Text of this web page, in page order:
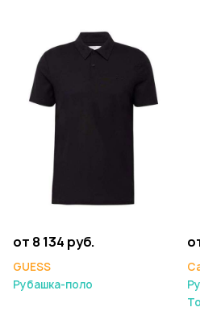
от 8 134 руб.
GUESS
Рубашка-поло